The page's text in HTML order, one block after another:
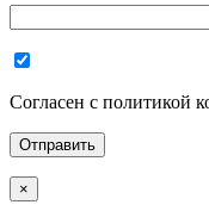
Согласен с политикой
×